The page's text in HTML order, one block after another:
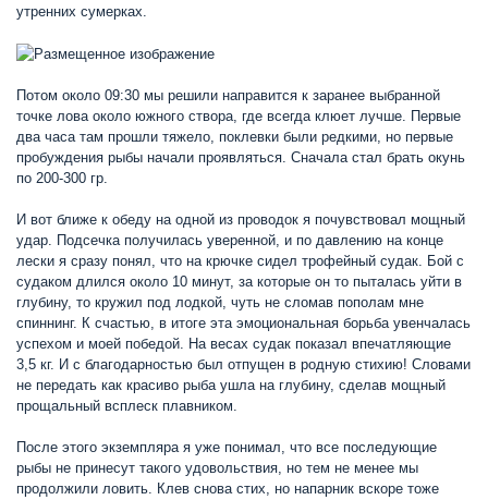
утренних сумерках.
Потом около 09:30 мы решили направится к заранее выбранной
точке лова около южного створа, где всегда клюет лучше. Первые
два часа там прошли тяжело, поклевки были редкими, но первые
пробуждения рыбы начали проявляться. Сначала стал брать окунь
по 200-300 гр.
И вот ближе к обеду на одной из проводок я почувствовал мощный
удар. Подсечка получилась уверенной, и по давлению на конце
лески я сразу понял, что на крючке сидел трофейный судак. Бой с
судаком длился около 10 минут, за которые он то пыталась уйти в
глубину, то кружил под лодкой, чуть не сломав пополам мне
спиннинг. К счастью, в итоге эта эмоциональная борьба увенчалась
успехом и моей победой. На весах судак показал впечатляющие
3,5 кг. И с благодарностью был отпущен в родную стихию! Словами
не передать как красиво рыба ушла на глубину, сделав мощный
прощальный всплеск плавником.
После этого экземпляра я уже понимал, что все последующие
рыбы не принесут такого удовольствия, но тем не менее мы
продолжили ловить. Клев снова стих, но напарник вскоре тоже